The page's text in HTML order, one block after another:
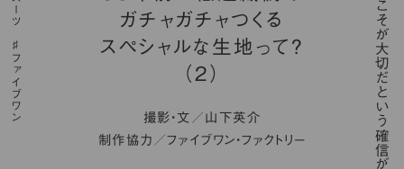
ガチャガチャつくる
スペシャルな生地って？
（２）
撮影・文／山下英介
制作協力／ファイブワン・ファクトリー
ファイブワン